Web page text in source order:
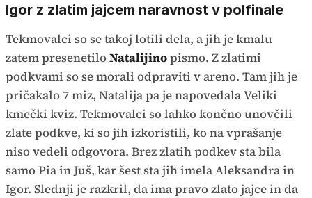
Igor z zlatim jajcem naravnost v polfinale
Tekmovalci so se takoj lotili dela, a jih je kmalu
zatem presenetiloNatalijinopismo. Z zlatimi
podkvami so se morali odpraviti v areno. Tam jih je
pričakalo 7 miz, Natalija pa je napovedala Veliki
kmečki kviz. Tekmovalci so lahko končno unovčili
zlate podkve, ki so jih izkoristili, ko na vprašanje
niso vedeli odgovora. Brez zlatih podkev sta bila
samo Pia in Juš, kar šest sta jih imela Aleksandra in
Igor. Slednji je razkril, da ima pravo zlato jajce in da